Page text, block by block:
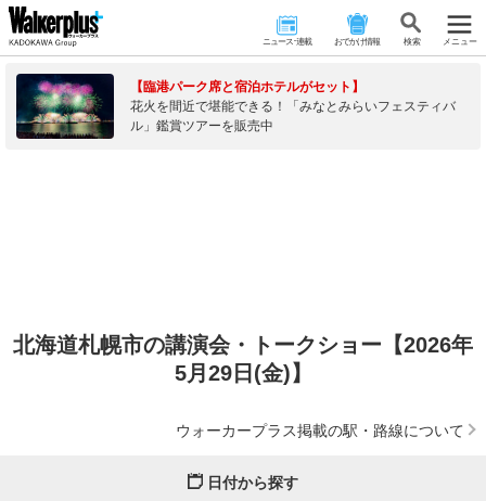
ニュース･連載 おでかけ情報 検 索 メニュー
【臨港パーク席と宿泊ホテルがセット】
花火を間近で堪能できる！「みなとみらいフェスティバ
ル」鑑賞ツアーを販売中
北海道札幌市の講演会・トークショー【2026年
5月29日(金)】
ウォーカープラス掲載の駅・路線について
日付から探す